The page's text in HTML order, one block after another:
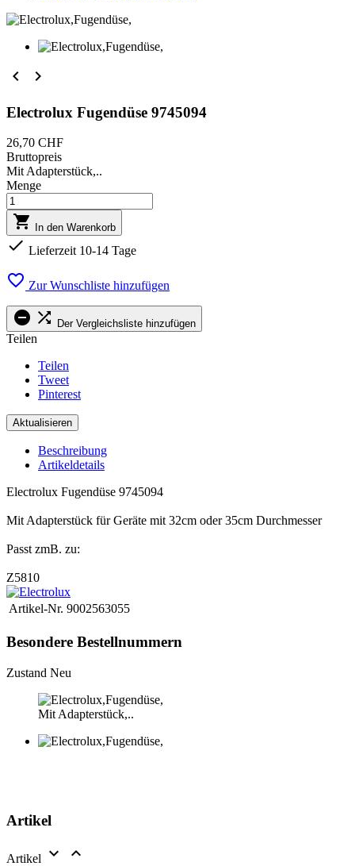
 
Electrolux Fugendüse 9745094
26,70 CHF
Bruttopreis
Mit Adapterstück,..
Menge
 In den Warenkorb
 Lieferzeit 10-14 Tage
 Zur Wunschliste hinzufügen
  Der Vergleichsliste hinzufügen
Teilen
Teilen
Tweet
Pinterest
Beschreibung
Artikeldetails
Electrolux Fugendüse 9745094
Mit Adapterstück für Geräte mit 32cm oder 35cm Durchmesser
Passt zmB. zu:
Z5810
Artikel-Nr. 9002563055
Besondere Bestellnummern
Zustand Neu
Mit Adapterstück,..
Artikel
Artikel  